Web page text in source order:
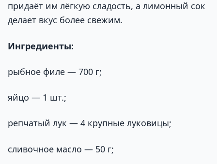
придаёт им лёгкую сладость, а лимонный сок
делает вкус более свежим.
Ингредиенты:
рыбное филе — 700 г;
яйцо — 1 шт.;
репчатый лук — 4 крупные луковицы;
сливочное масло — 50 г;